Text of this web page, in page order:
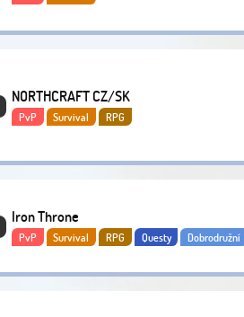
NORTHCRAFT CZ/SK
PvP Survival RPG
Iron Throne
PvP Survival RPG Questy
Dobrodružní